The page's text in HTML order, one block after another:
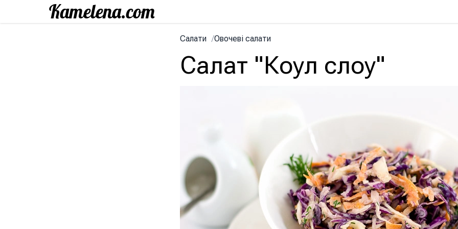
Салати /Овочеві салати
Салат "Коул слоу"